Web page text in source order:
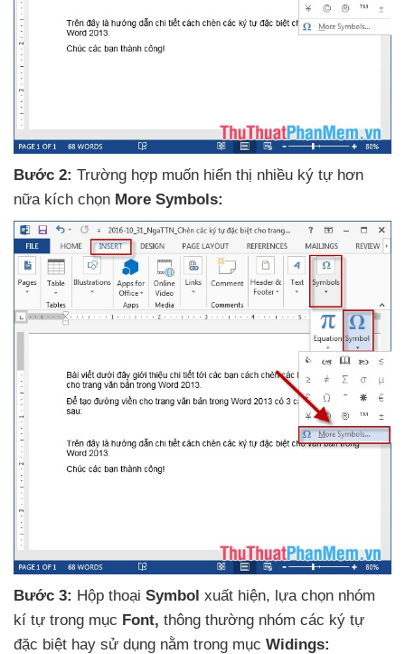
Bước 2: Trường hợp muốn hiển thị nhiều ký tự hơn
nữa kích chọn More Symbols:
Bước 3: Hộp thoại Symbol xuất hiện, lựa chọn nhóm
kí tự trong mục Font, thông thường nhóm các ký tự
đặc biệt hay sử dụng nằm trong mục Widings: